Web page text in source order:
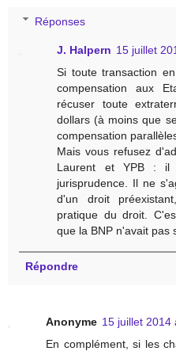
Réponses
J. Halpern 15 juillet
Si toute transaction
compensation aux
récuser toute
dollars (à moins que
compensation
Mais vous refusez
Laurent et YPB : il
jurisprudence. Il ne
d'un droit
pratique du droit.
que la BNP n'avait pas
Répondre
Anonyme 15 juillet 2014
En complément, si les